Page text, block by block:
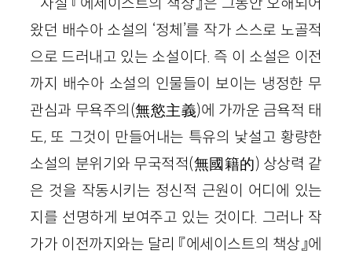
왔던 배수아 소설의 ‘정체’를 작가 스스로 노골적
으로 드러내고 있는 소설이다. 즉 이 소설은 이전
까지 배수아 소설의 인물들이 보이는 냉정한 무
관심과 무욕주의(無慾主義)에 가까운 금욕적 태
도, 또 그것이 만들어내는 특유의 낯설고 황량한
소설의 분위기와 무국적적(無國籍的) 상상력 같
은 것을 작동시키는 정신적 근원이 어디에 있는
지를 선명하게 보여주고 있는 것이다. 그러나 작
가가 이전까지와는 달리 『에세이스트의 책상』에